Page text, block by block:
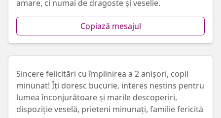
amare, ci numai de dragoste și veselie.
Copiază mesajul
Sincere felicitări cu împlinirea a 2 anișori, copil
minunat! Îți doresc bucurie, interes nestins pentru
lumea înconjurătoare și marile descoperiri,
dispoziție veselă, prieteni minunați, familie fericită